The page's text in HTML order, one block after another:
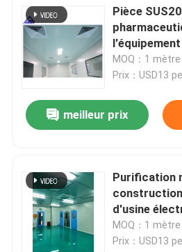
Pièce
passage
MOQ：1
Prix：USD13
meilleur prix
Purification
d'usine
MOQ：1
Prix：USD13